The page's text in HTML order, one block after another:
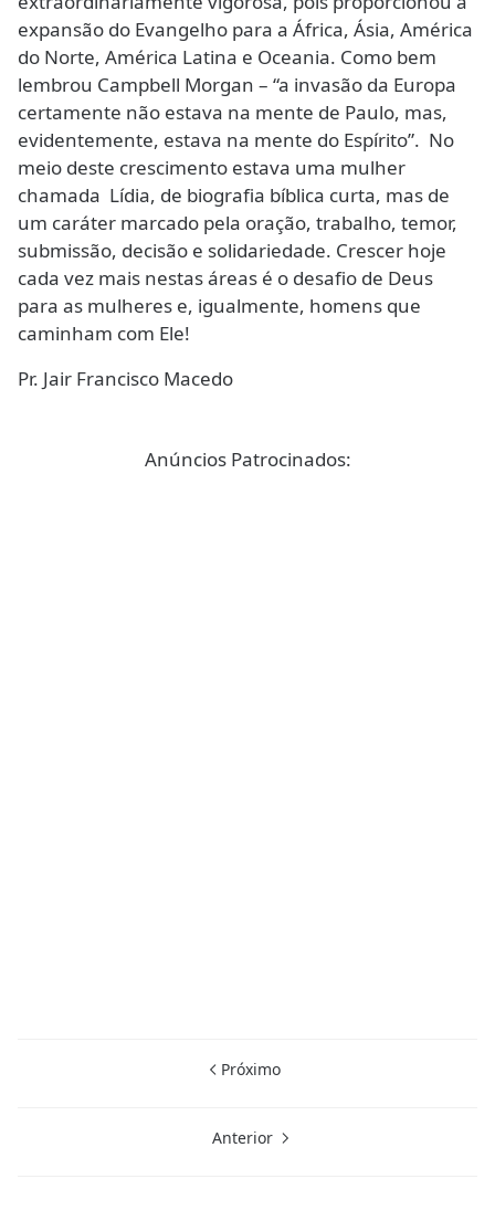
expansão do Evangelho para a África, Ásia, América
do Norte, América Latina e Oceania. Como bem
lembrou Campbell Morgan – “a invasão da Europa
certamente não estava na mente de Paulo, mas,
evidentemente, estava na mente do Espírito”. No
meio deste crescimento estava uma mulher
chamada Lídia, de biografia bíblica curta, mas de
um caráter marcado pela oração, trabalho, temor,
submissão, decisão e solidariedade. Crescer hoje
cada vez mais nestas áreas é o desafio de Deus
para as mulheres e, igualmente, homens que
caminham com Ele!
Pr. Jair Francisco Macedo
Anúncios Patrocinados:
Próximo
Anterior